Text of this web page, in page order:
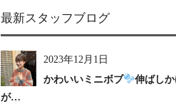
最新スタッフブログ
2023年12月1日
かわいいミニボブ
伸ばし
が…